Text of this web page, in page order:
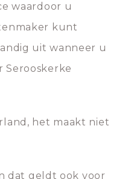
waardoor u
kunt
uit wanneer u
Serooskerke
het maakt niet
dat geldt ook voor